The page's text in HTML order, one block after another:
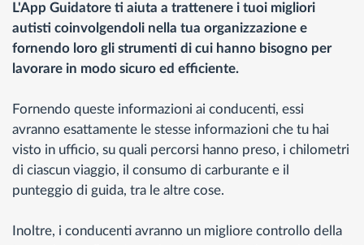
L'App Guidatore ti aiuta a trattenere i tuoi migliori
autisti coinvolgendoli nella tua organizzazione e
fornendo loro gli strumenti di cui hanno bisogno per
lavorare in modo sicuro ed efficiente.
Fornendo queste informazioni ai conducenti, essi
avranno esattamente le stesse informazioni che tu hai
visto in ufficio, su quali percorsi hanno preso, i chilometri
di ciascun viaggio, il consumo di carburante e il
punteggio di guida, tra le altre cose.
Inoltre, i conducenti avranno un migliore controllo della